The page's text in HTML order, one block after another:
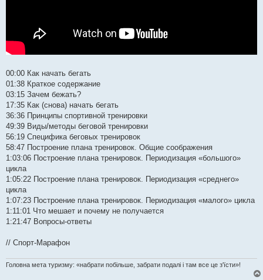
00:00​ Как начать бегать
01:38​ Краткое содержание
03:15​ Зачем бежать?
17:35​ Как (снова) начать бегать
36:36​ Принципы спортивной тренировки
49:39​ Виды/методы беговой тренировки
56:19​ Специфика беговых тренировок
58:47​ Построение плана тренировок. Общие соображения
1:03:06​ Построение плана тренировок. Периодизация «большого»
цикла
1:05:22​ Построение плана тренировок. Периодизация «среднего»
цикла
1:07:23​ Построение плана тренировок. Периодизация «малого» цикла
1:11:01​ Что мешает и почему не получается
1:21:47​ Вопросы-ответы
// Спорт-Марафон
Головна мета туризму: «набрати побільше, забрати подалі і там все це з'їсти»!